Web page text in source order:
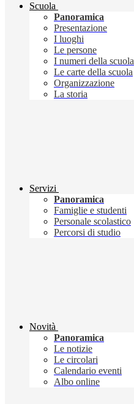
Scuola
Panoramica
Presentazione
I luoghi
Le persone
I numeri della scuola
Le carte della scuola
Organizzazione
La storia
Servizi
Panoramica
Famiglie e studenti
Personale scolastico
Percorsi di studio
Novità
Panoramica
Le notizie
Le circolari
Calendario eventi
Albo online